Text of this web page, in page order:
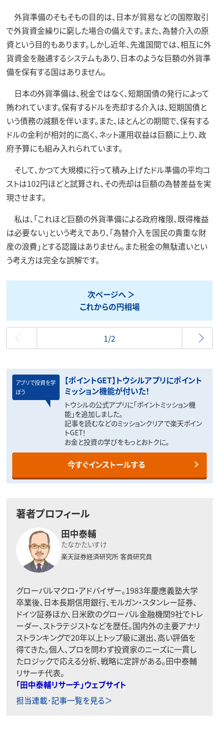
外貨準備のそもそもの目的は、日本が貿易などの国際取引
で外貨資金繰りに窮した場合の備えです。また、為替介入の原
資という目的もあります。しかし近年、先進国間では、相互に外
貨資金を融通するシステムもあり、日本のような巨額の外貨準
備を保有する国はありません。
日本の外貨準備は、税金ではなく、短期国債の発行によって
賄われています。保有するドルを売却する介入は、短期国債と
いう債務の減額を伴います。また、ほとんどの期間で、保有する
ドルの金利が相対的に高く、ネット運用収益は巨額に上り、政
府予算にも組み入れられています。
そして、かつて大規模に行って積み上げたドル準備の平均コ
ストは102円ほどと試算され、その売却は巨額の為替差益を実
現させます。
私は、「これほど巨額の外貨準備による政府権限、既得権益
は必要ない」という考えであり、「為替介入を国民の貴重な財
産の浪費」とする認識はありません。また税金の無駄遣いとい
う考え方は完全な誤解です。
次ページへ
これからの円相場
最初
1/2
アプリで投資を学
ぼう
【ポイントGET】トウシルアプリにポイント
ミッション機能が付いた！
トウシルの公式アプリに「ポイントミッション機
能」を追加しました。
記事を読むなどのミッションクリアで楽天ポイン
トGET！
お金と投資の学びをもっとおトクに。
今すぐインストールする
著者プロフィール
田中泰輔
たなかたいすけ
楽天証券経済研究所 客員研究員
グローバルマクロ・アドバイザー。1983年慶應義塾大学
卒業後、日本長期信用銀行、モルガン・スタンレー証券、
ドイツ証券ほか、日米欧のグローバル金融機関9社でトレ
ーダー、ストラテジストなどを歴任。国内外の主要アナリ
ストランキングで20年以上トップ級に選出、高い評価を
得てきた。個人、プロを問わず投資家のニーズに一貫し
たロジックで応える分析、戦略に定評がある。田中泰輔
リサーチ代表。
「田中泰輔リサーチ」ウェブサイト
担当連載･記事一覧を見る＞